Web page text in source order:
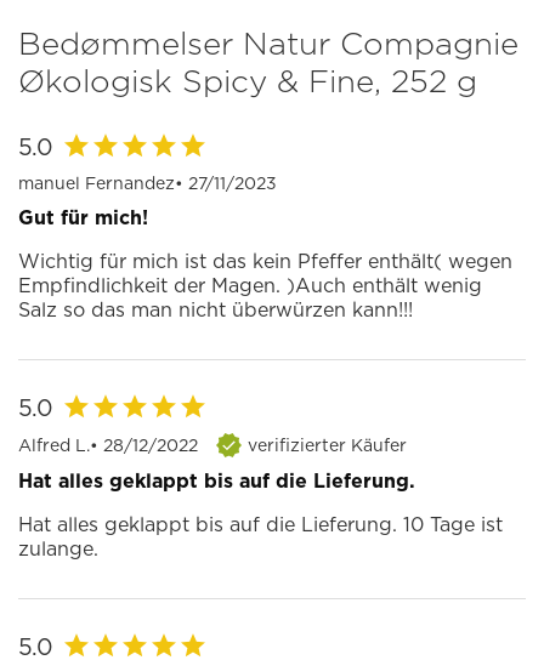
Bedømmelser Natur Compagnie
Økologisk Spicy & Fine, 252 g
5.0
manuel Fernandez• 27/11/2023
Gut für mich!
Wichtig für mich ist das kein Pfeffer enthält( wegen
Empfindlichkeit der Magen. )Auch enthält wenig
Salz so das man nicht überwürzen kann!!!
5.0
Alfred L.• 28/12/2022 verifizierter Käufer
Hat alles geklappt bis auf die Lieferung.
Hat alles geklappt bis auf die Lieferung. 10 Tage ist
zulange.
5.0